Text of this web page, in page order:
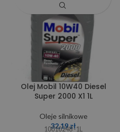
Olej Mobil 10W40 Diesel
Super 2000 X1 1L
Oleje silnikowe
32,19zł
10010248 -1L